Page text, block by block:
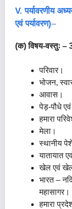
V. पर्यावरणीय
एवं पर्यावरण)–
(क) विषय-वस्तुः –
परिवार।
भोजन,
आवास।
पेड़-पौधे
हमारा
मेला।
स्थानीय
यातायात
खेल एवं खेल
भारत –
महासागर।
हमारा